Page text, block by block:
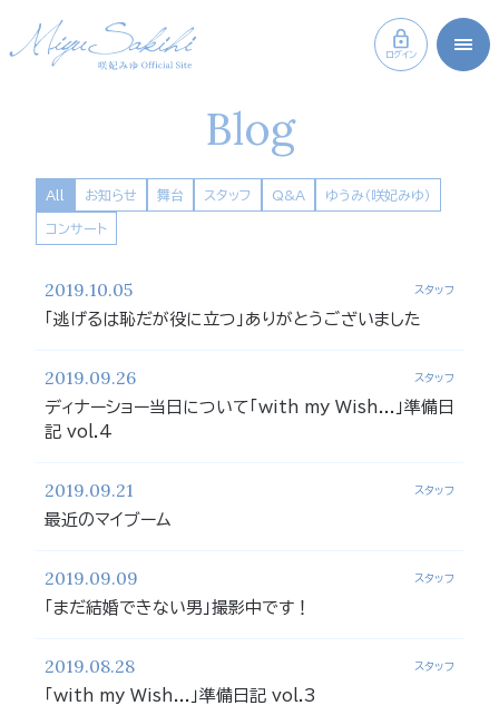
ログイン
Blog
All お知らせ 舞台 スタッフ Q&A ゆうみ（咲妃みゆ）
コンサート
2019.10.05 スタッフ
「逃げるは恥だが役に立つ」ありがとうございました
2019.09.26 スタッフ
ディナーショー当日について「with my Wish...」準備日
記 vol.4
2019.09.21 スタッフ
最近のマイブーム
2019.09.09 スタッフ
「まだ結婚できない男」撮影中です！
2019.08.28 スタッフ
「with my Wish...」準備日記 vol.3